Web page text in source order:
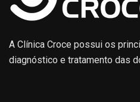
A Clínica Croce possui os
diagnóstico e tratamento das